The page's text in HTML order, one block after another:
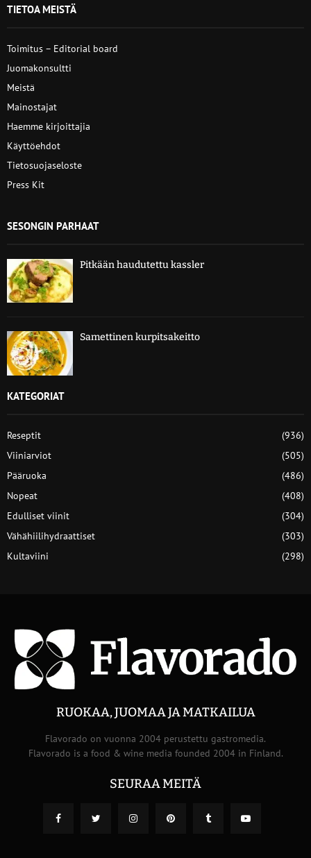
TIETOA MEISTÄ
Toimitus – Editorial board
Juomakonsultti
Meistä
Mainostajat
Haemme kirjoittajia
Käyttöehdot
Tietosuojaseloste
Press Kit
SESONGIN PARHAAT
Pitkään haudutettu kassler
Samettinen kurpitsakeitto
KATEGORIAT
Reseptit
(936)
Viiniarviot
(505)
Pääruoka
(486)
Nopeat
(408)
Edulliset viinit
(304)
Vähähiilihydraattiset
(303)
Kultaviini
(298)
RUOKAA, JUOMAA JA MATKAILUA
Flavorado on vuonna 2004 perustettu gastromedia.
Flavorado is a food & wine media founded 2004 in Finland.
SEURAA MEITÄ